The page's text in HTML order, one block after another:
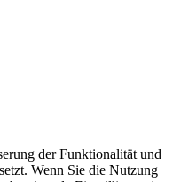
der Funktionalität und
Wenn Sie die Nutzung